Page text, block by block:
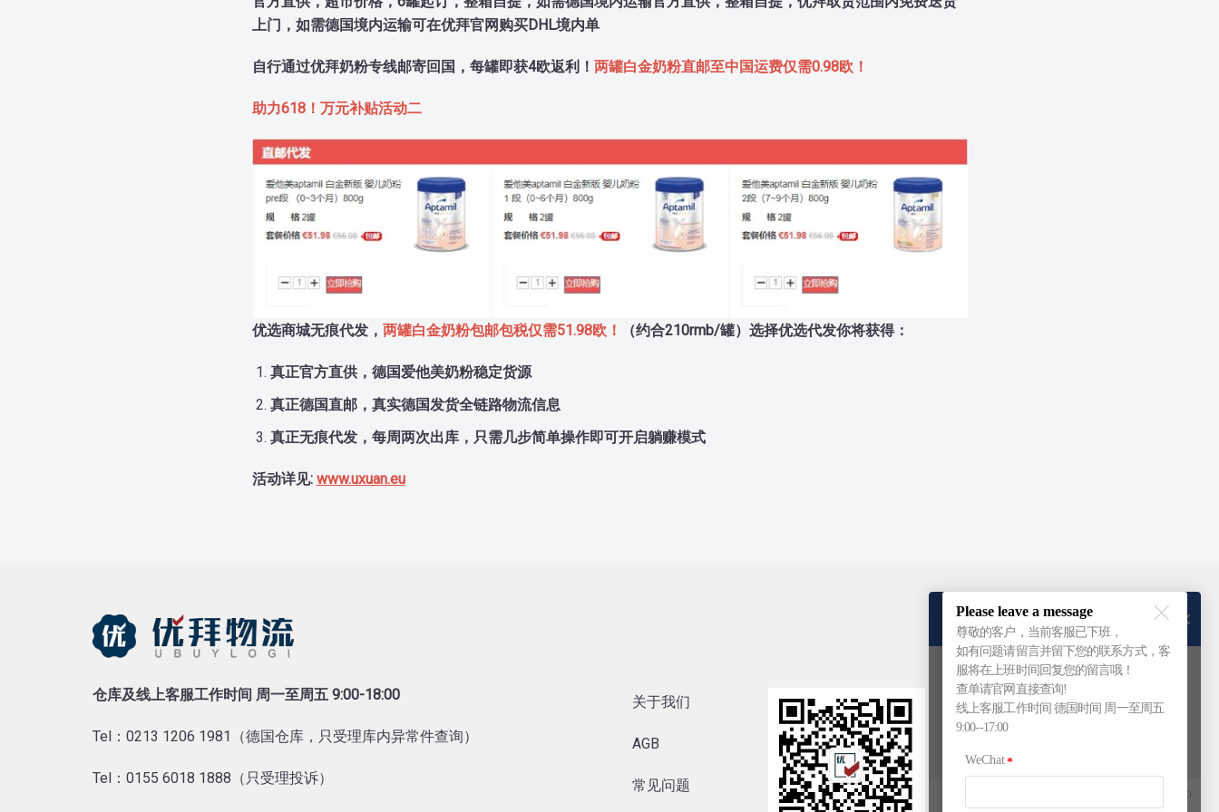
上门，如需德国境内运输可在优拜官网购买DHL境内单
自行通过优拜奶粉专线邮寄回国，每罐即获4欧返利！ 两罐白金奶粉直邮至中国运费仅需0.98欧！
助力618！万元补贴活动二
优选商城无痕代发， 两罐白金奶粉包邮包税仅需51.98欧！ （约合210rmb/罐） 选择优选代发你将获得：
真正官方直供，德国爱他美奶粉稳定货源
真正德国直邮，真实德国发货全链路物流信息
真正无痕代发，每周两次出库，只需几步简单操作即可开启躺赚模式
活动详见: www.uxuan.eu
仓库及线上客服工作时间 周一至周五 9:00-18:00
Tel：0213 1206 1981（德国仓库，只受理库内异常件查询）
Tel：0155 6018 1888（只受理投诉）
关于我们
AGB
常见问题